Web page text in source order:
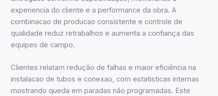
experiencia do cliente e a performance da obra. A
combinacao de producao consistente e controle de
qualidade reduz retrabalhos e aumenta a confiança das
equipes de campo.
Clientes relatam redução de falhas e maior eficiência na
instalacao de tubos e conexao, com estatisticas internas
mostrando queda em paradas não programadas. Este